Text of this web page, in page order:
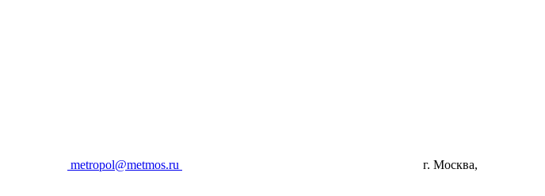
metropol@metmos.ru
г. Москва,